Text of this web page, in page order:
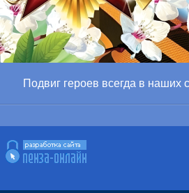
Подвиг героев всегда в